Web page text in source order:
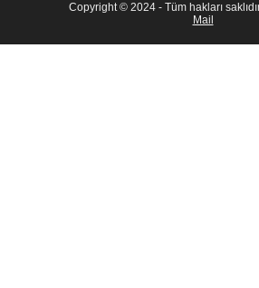
Copyright © 2024 - Tüm hakları
Mail